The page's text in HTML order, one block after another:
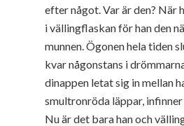
efter något. Var är den? När
i vällingflaskan för han den
munnen. Ögonen hela tiden
kvar någonstans i
dinappen letat sig in mellan
smultronröda läppar,
Nu är det bara han och